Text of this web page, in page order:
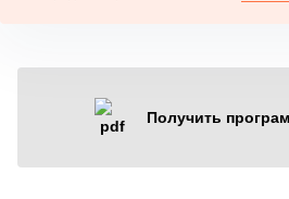
Получить